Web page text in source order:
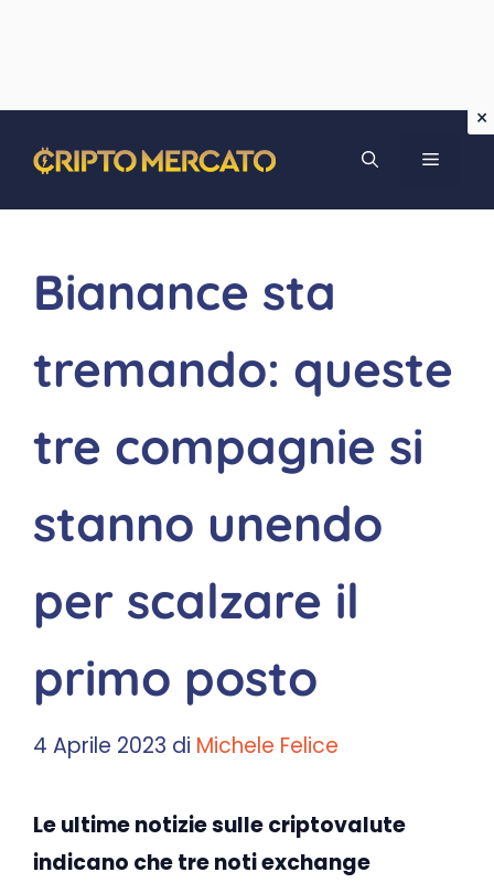
contenuto
MENU
Bianance sta
tremando: queste
tre compagnie si
stanno unendo
per scalzare il
primo posto
4 Aprile 2023 di Michele Felice
Le ultime notizie sulle criptovalute
indicano che tre noti exchange